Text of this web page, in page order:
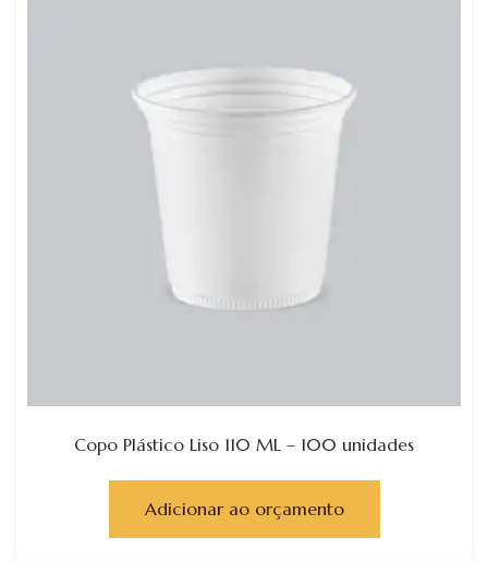
Copo Plástico Liso 110 ML – 100 unidades
Adicionar ao orçamento